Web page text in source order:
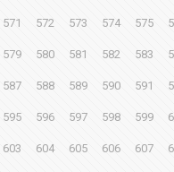
571 572 573 574 575
579 580 581 582 583
587 588 589 590 591
595 596 597 598 599
603 604 605 606 607